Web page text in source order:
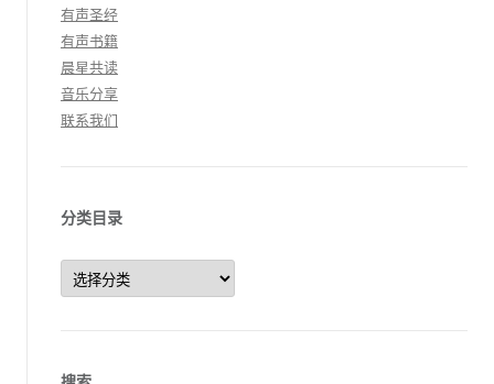
有声圣经
有声书籍
晨星共读
音乐分享
联系我们
分类目录
分
类
目